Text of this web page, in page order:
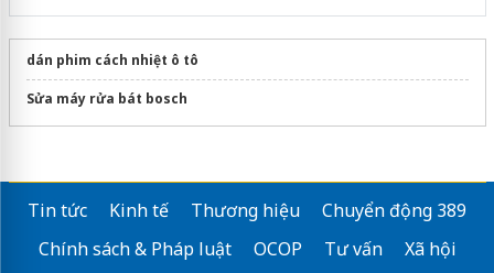
dán phim cách nhiệt ô tô
Sửa máy rửa bát bosch
Tin tức Kinh tế Thương hiệu
Chuyển động 389
Chính sách & Pháp luật
OCOP Tư vấn
Xã hội